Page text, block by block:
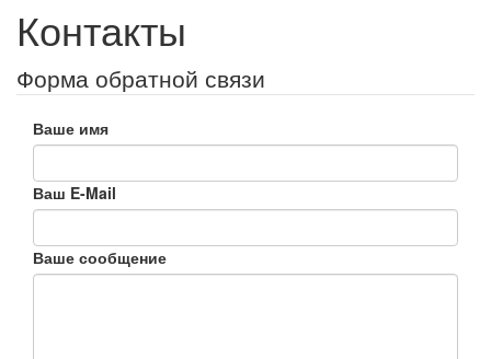
Контакты
Форма обратной связи
Ваше имя
Ваш E-Mail
Ваше сообщение